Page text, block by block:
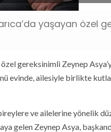
yaşayan özel
gereksinimli Zeynep
evinde, ailesiyle birlikte
ve ailelerine yönelik
gelen Zeynep Asya,